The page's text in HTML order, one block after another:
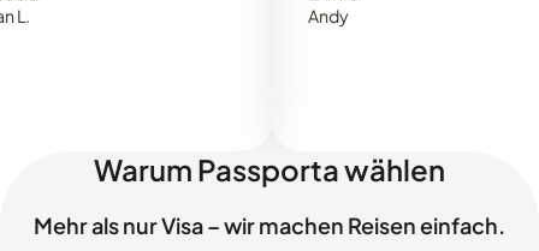
Warum Passporta wählen
Mehr als nur Visa – wir machen Reisen einfach.